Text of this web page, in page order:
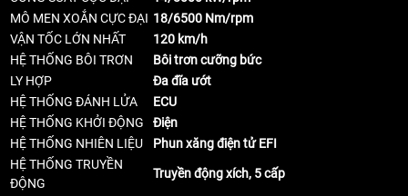
MÔ MEN XOẮN CỰC ĐẠI 18/6500 Nm/rpm
VẬN TỐC LỚN NHẤT
120 km/h
HỆ THỐNG BÔI TRƠN
Bôi trơn cưỡng bức
LY HỢP
Đa đĩa ướt
HỆ THỐNG ĐÁNH LỬA
ECU
HỆ THỐNG KHỞI ĐỘNG
Điện
HỆ THỐNG NHIÊN LIỆU
Phun xăng điện tử EFI
HỆ THỐNG TRUYỀN
ĐỘNG
Truyền động xích, 5 cấp